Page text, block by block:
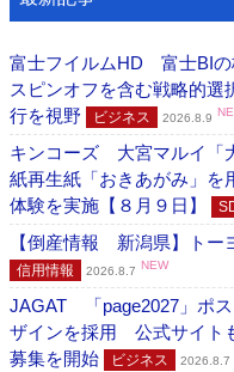
富士フイルムHD 富士BIの
スピンオフを含む戦略的
行を視野
ビジネス 2026.8.9
キンコーズ 大宮マルイ「
紙再生紙「おきあがみ」を
体験を実施【８月９日】
【倒産情報 新潟県】ト
信用情報 2026.8.7 NEW
JAGAT 「page2027」ポ
ザインを採用 公式サイト
募集を開始
ビジネス 2026.8.7